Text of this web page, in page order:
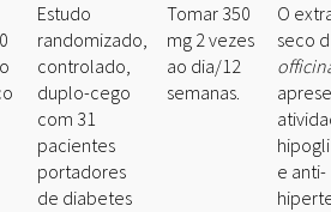
Estudo
randomizado,
controlado,
duplo-cego
com 31
pacientes
portadores
de diabetes
Tomar 350
mg 2 vezes
ao dia/12
semanas.
O
seco
e anti-